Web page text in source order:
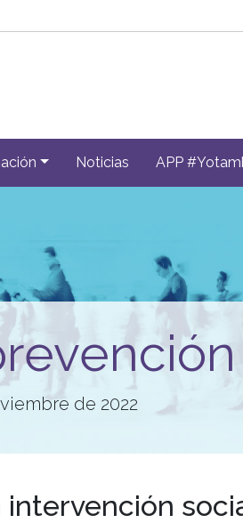
Noticias APP
de 2022